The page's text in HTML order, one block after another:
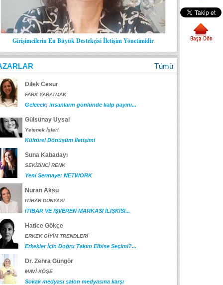
Girişimcilerin En Büyük Destekçisi İletişim Yönetimidir
Tümü
Dilek Cesur
FARK YARATMAK
Gelecek; insanların gönlünde kalp payını...
Gülsünay Uysal
Yetenek İşleri
Kültürel Dönüşüm İletişimi
Suna Kabadayı
SEKİZİNCİ RENK
Yeni Sermaye: NETWORK
Nuran Aksu
İTİBAR DÜNYASI
İTİBAR VE İŞVEREN MARKASI İLİŞKİSİ...
Hatice Gökçe
ERKEK GİYİM TRENDLERİ
Erkekler İçin Doğru Takım Elbise Seçimi?...
Dr. Zehra Güngör
MAVİ KÖŞE
Sokak medyası salon medyasına karşı